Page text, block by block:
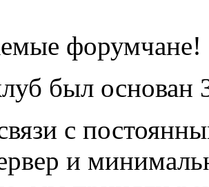
форумчане!
был основан
с
и